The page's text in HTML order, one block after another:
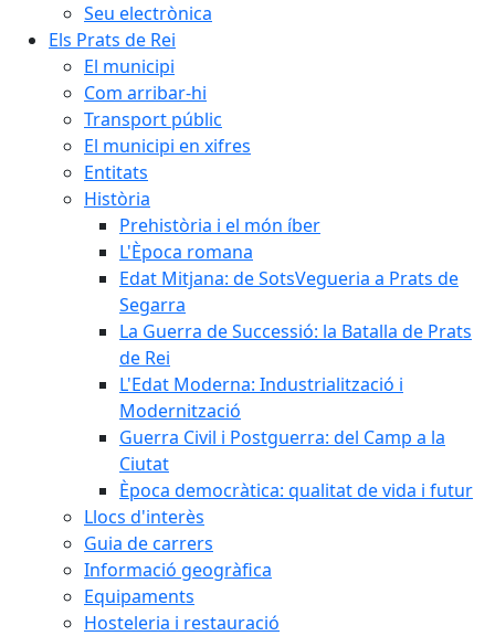
Seu electrònica
Els Prats de Rei
El municipi
Com arribar-hi
Transport públic
El municipi en xifres
Entitats
Història
Prehistòria i el món íber
L'Època romana
Edat Mitjana: de SotsVegueria a Prats de
Segarra
La Guerra de Successió: la Batalla de Prats
de Rei
L'Edat Moderna: Industrialització i
Modernització
Guerra Civil i Postguerra: del Camp a la
Ciutat
Època democràtica: qualitat de vida i futur
Llocs d'interès
Guia de carrers
Informació geogràfica
Equipaments
Hosteleria i restauració